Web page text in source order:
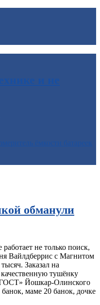
и не
обманули
не только поиск,
Вайлдберрис с Магнитом
Заказал на
тушёнку
Йошкар-Олинского
маме 20 банок, дочке